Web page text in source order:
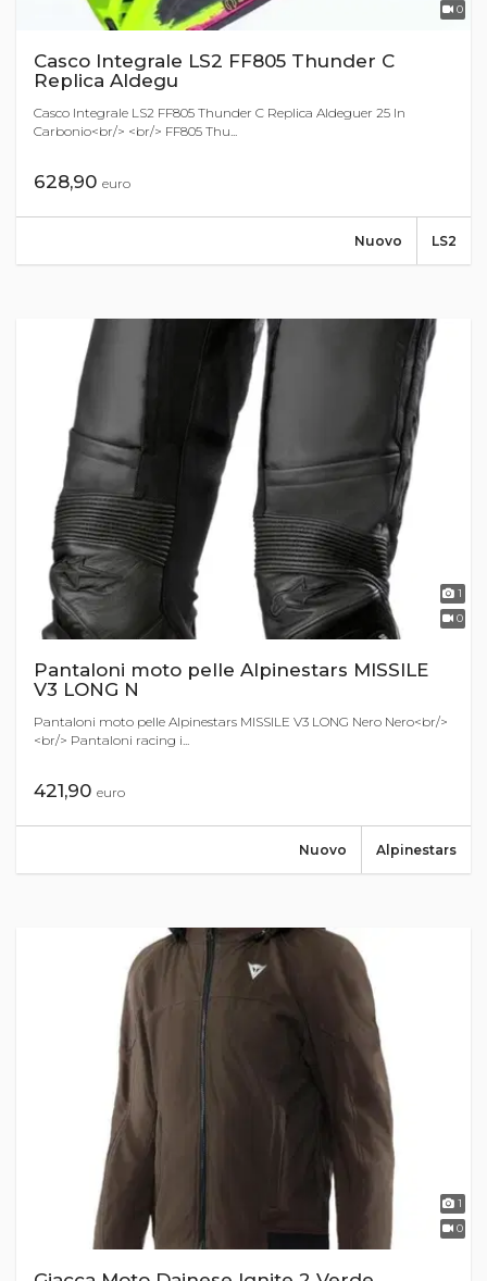
0
Casco Integrale LS2 FF805 Thunder C
Replica Aldegu
Casco Integrale LS2 FF805 Thunder C Replica Aldeguer 25 In
Carbonio<br/> <br/> FF805 Thu...
628,90 euro
LS2
Nuovo
1
0
Pantaloni moto pelle Alpinestars MISSILE
V3 LONG N
Pantaloni moto pelle Alpinestars MISSILE V3 LONG Nero Nero<br/>
<br/> Pantaloni racing i...
421,90 euro
Alpinestars
Nuovo
1
0